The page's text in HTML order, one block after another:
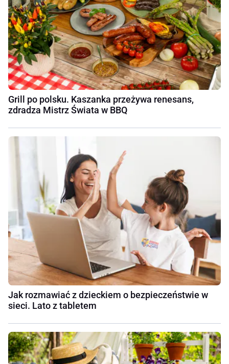
Grill po polsku. Kaszanka przeżywa renesans,
zdradza Mistrz Świata w BBQ
Jak rozmawiać z dzieckiem o bezpieczeństwie w
sieci. Lato z tabletem